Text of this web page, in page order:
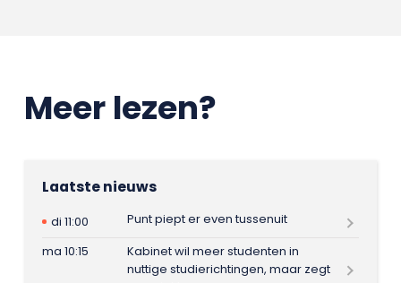
Meer lezen?
Laatste nieuws
di 11:00
Punt piept er even tussenuit
ma 10:15
Kabinet wil meer studenten in
nuttige studierichtingen, maar zegt